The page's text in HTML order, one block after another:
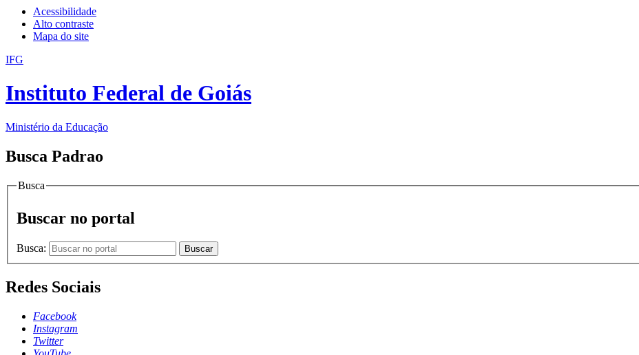
Acessibilidade
Alto contraste
Mapa do site
IFG
Instituto Federal de Goiás
Ministério da Educação
Busca Padrao
Busca
Buscar no portal
Busca: Buscar
Redes Sociais
Facebook
Instagram
Twitter